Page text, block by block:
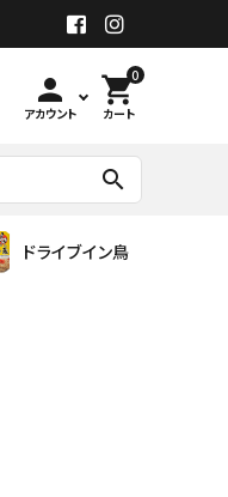
person
アカウント
0
shopping_cart
カート
search
ドライブイン鳥